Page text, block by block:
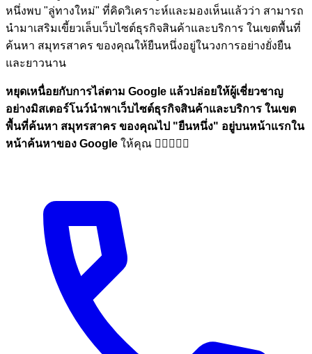
หนึ่งพบ "ลู่ทางใหม่" ที่คิดวิเคราะห์และมองเห็นแล้วว่า สามารถ
นำมาเสริมเขี้ยวเล็บเว็บไซต์ธุรกิจสินค้าและบริการ ในเขตพื้นที่
ค้นหา สมุทรสาคร ของคุณให้ยืนหนึ่งอยู่ในวงการอย่างยั่งยืน
และยาวนาน
หยุดเหนื่อยกับการไล่ตาม Google แล้วปล่อยให้ผู้เชี่ยวชาญ
อย่างมิสเตอร์โนว์นำพาเว็บไซต์ธุรกิจสินค้าและบริการ ในเขต
พื้นที่ค้นหา สมุทรสาคร ของคุณไป "ยืนหนึ่ง" อยู่บนหน้าแรกใน
หน้าค้นหาของ Google ให้คุณ 🏋🏼💪🏼🎉